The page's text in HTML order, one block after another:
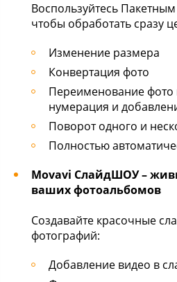
Воспользуйтесь
чтобы обработать сразу
Изменение размера
Конвертация фото
Переименование фото
нумерация и
Поворот одного и
Полностью
Movavi СлайдШОУ –
ваших фотоальбомов
Создавайте красочные
фотографий:
Добавление видео в